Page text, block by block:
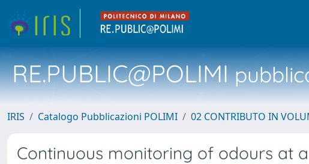
RE.PUBLIC@POLIMI
IRIS Catalogo Pubblicazioni POLIMI 02 CONTRIBUTO IN
Continuous monitoring of odours at